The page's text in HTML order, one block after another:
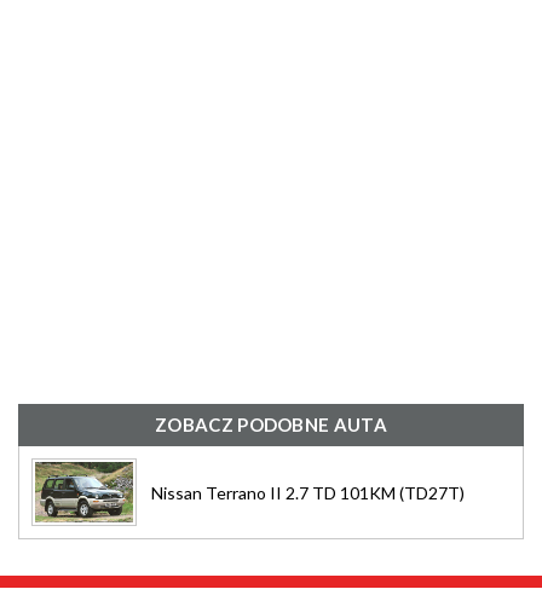
ZOBACZ PODOBNE AUTA
Nissan Terrano II 2.7 TD 101KM (TD27T)